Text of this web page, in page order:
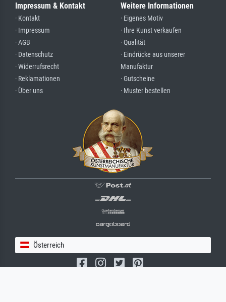
Impressum & Kontakt
· Kontakt
· Impressum
· AGB
· Datenschutz
· Widerrufsrecht
· Reklamationen
· Über uns
Weitere Informationen
· Eigenes Motiv
· Ihre Kunst verkaufen
· Qualität
· Eindrücke aus unserer
Manufaktur
· Gutscheine
· Muster bestellen
Österreich